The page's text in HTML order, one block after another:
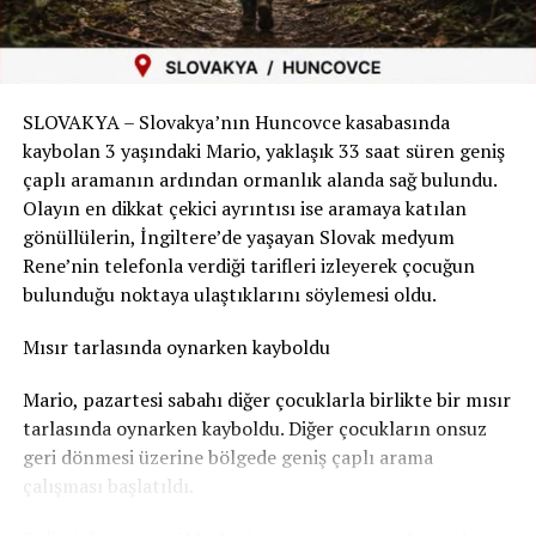
daha sakin atmosfer, Mallorca’nın uzun süre elinde
tuttuğu avantajları yavaş yavaş elinden alıyor.
Mallorca hâlâ Akdeniz’in en güzel adalarından biri,
ancak yılların “turizm rüyası” artık biraz yorgun.
Aşırı kalabalık, yükselen fiyatlar ve huzursuz ada halkı
derken, Almanya’nın gözde tatil rotası artık değişim
dönemine girmiş gibi görünüyor.
Belki de Mallorca, yeniden dengeyi bulmak için bu
molayı hak ediyordur.
RELATED TOPICS:
İsviçre’de Kreş Skandalı: Çocuk Bakım Personeli İçin
“Kara Liste” Talebi
Atounane’nin bir yabancıyı korumak için araya girmesi
ve bunun sonucunda yaşamını yitirmesi, ailesinin yanı
Kadının kimliği ve uyruğu açıklanmadı
Atounane’nin yardım ettiği kadının 67 yaşında olduğu
yönünde bilgiler bulunuyor. Ancak kadının adı ve uyruğu
resmi olarak açıklanmış değil.
Aynı şekilde saldırganın uyruğuna ilişkin de doğrulanmış
bir açıklama bulunmuyor.
Şüpheli yakalanarak tutuklandı
Saldırının ardından şüpheli polis tarafından yakalandı
ve tutuklandı. Soruşturma hâkimi ayrıca şüphelinin
SLOVAKYA – Slovakya’nın Huncovce kasabasında
kaybolan 3 yaşındaki Mario, yaklaşık 33 saat süren geniş
çaplı aramanın ardından ormanlık alanda sağ bulundu.
Olayın en dikkat çekici ayrıntısı ise aramaya katılan
gönüllülerin, İngiltere’de yaşayan Slovak medyum
Rene’nin telefonla verdiği tarifleri izleyerek çocuğun
bulunduğu noktaya ulaştıklarını söylemesi oldu.
Mısır tarlasında oynarken kayboldu
Mario, pazartesi sabahı diğer çocuklarla birlikte bir mısır
tarlasında oynarken kayboldu. Diğer çocukların onsuz
geri dönmesi üzerine bölgede geniş çaplı arama
çalışması başlatıldı.